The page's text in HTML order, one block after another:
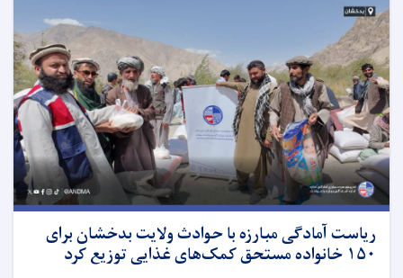
ریاست آمادگی مبارزه با حوادث ولایت بدخشان برای
۱۵۰ خانواده مستحق کمک‌های غذایی توزیع کرد